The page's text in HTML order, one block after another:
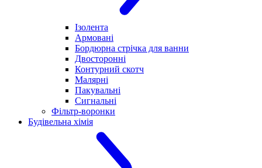
Ізолента
Армовані
Бордюрна стрічка для ванни
Двосторонні
Контурний скотч
Малярні
Пакувальні
Сигнальні
Фільтр-воронки
Будівельна хімія